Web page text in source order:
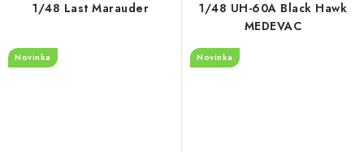
1/48 Last Marauder
Novinka
1/48 UH-60A Black Hawk
MEDEVAC
Novinka